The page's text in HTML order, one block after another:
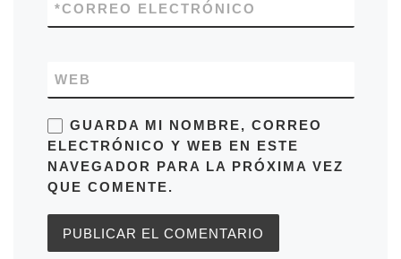
CORREO ELECTRÓNICO
*
WEB
GUARDA MI NOMBRE, CORREO
ELECTRÓNICO Y WEB EN ESTE
NAVEGADOR PARA LA PRÓXIMA VEZ
QUE COMENTE.